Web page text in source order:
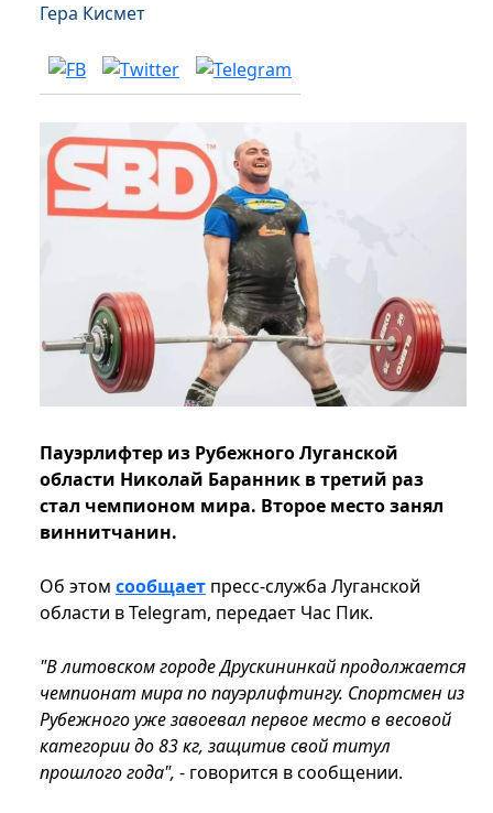
Гера Кисмет
Пауэрлифтер из Рубежного Луганской
области Николай Баранник в третий раз
стал чемпионом мира. Второе место занял
виннитчанин.
Об этом сообщает пресс-служба Луганской
области в Telegram, передает Час Пик.
"В литовском городе Друскининкай продолжается
чемпионат мира по пауэрлифтингу. Спортсмен из
Рубежного уже завоевал первое место в весовой
категории до 83 кг, защитив свой титул
прошлого года", - говорится в сообщении.